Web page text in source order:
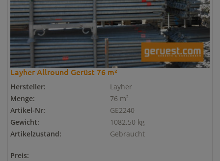
Layher Allround Gerüst 76 m²
Hersteller:
Layher
Menge:
76 m²
Artikel-Nr:
GE2240
Gewicht:
1082,50 kg
Artikelzustand:
Gebraucht
Preis: